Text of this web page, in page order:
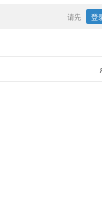
请先 登